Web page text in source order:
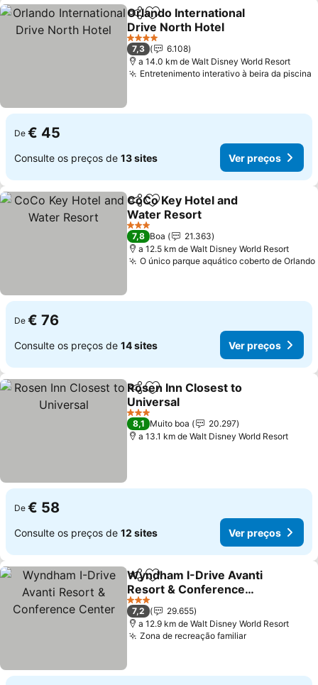
PartilharAdicionar aos favoritos
Orlando International
Drive North Hotel
Ver preços
4 Estrelas
7,3
6.108
a 14.0 km de Walt Disney World Resort
Entretenimento interativo à beira da piscina
De € 45
Consulte os preços de 13 sites Ver preços
PartilharAdicionar aos favoritos
CoCo Key Hotel and
Water Resort
Ver preços
3 Estrelas
7,8 Boa
21.363
a 12.5 km de Walt Disney World Resort
O único parque aquático coberto de Orlando
De € 76
Consulte os preços de 14 sites Ver preços
PartilharAdicionar aos favoritos
Rosen Inn Closest to
Universal
Ver preços
3 Estrelas
8,1 Muito boa
20.297
a 13.1 km de Walt Disney World Resort
De € 58
Consulte os preços de 12 sites Ver preços
PartilharAdicionar aos favoritos
Wyndham I-Drive Avanti
Resort & Conference
Center
Ver preços
3 Estrelas
7,2
29.655
a 12.9 km de Walt Disney World Resort
Zona de recreação familiarVer preços